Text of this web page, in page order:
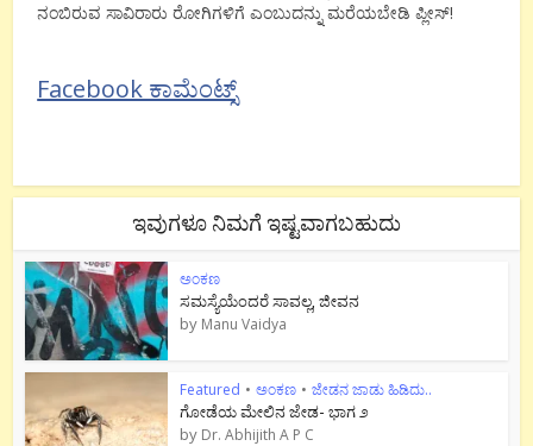
ನಂಬಿರುವ ಸಾವಿರಾರು ರೋಗಿಗಳಿಗೆ ಎಂಬುದನ್ನು ಮರೆಯಬೇಡಿ ಪ್ಲೀಸ್!
Facebook ಕಾಮೆಂಟ್ಸ್
ಇವುಗಳೂ ನಿಮಗೆ ಇಷ್ಟವಾಗಬಹುದು
ಅಂಕಣ
ಸಮಸ್ಯೆಯೆಂದರೆ ಸಾವಲ್ಲ, ಜೀವನ
by Manu Vaidya
Featured • ಅಂಕಣ • ಜೇಡನ ಜಾಡು ಹಿಡಿದು..
ಗೋಡೆಯ ಮೇಲಿನ ಜೇಡ- ಭಾಗ ೨
by Dr. Abhijith A P C